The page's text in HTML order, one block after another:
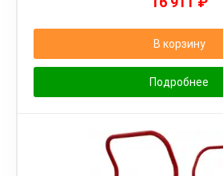
В корзину
Подробнее